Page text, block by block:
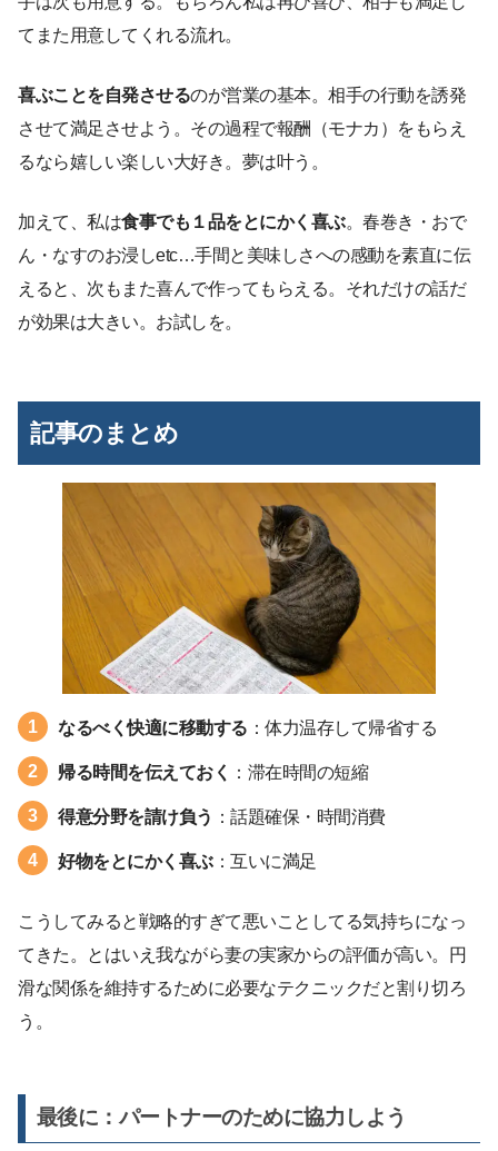
てまた用意してくれる流れ。
喜ぶことを自発させるのが営業の基本。相手の行動を誘発
させて満足させよう。その過程で報酬（モナカ）をもらえ
るなら嬉しい楽しい大好き。夢は叶う。
加えて、私は食事でも１品をとにかく喜ぶ。春巻き・おで
ん・なすのお浸しetc…手間と美味しさへの感動を素直に伝
えると、次もまた喜んで作ってもらえる。それだけの話だ
が効果は大きい。お試しを。
記事のまとめ
なるべく快適に移動する ：体力温存して帰省する
帰る時間を伝えておく ：滞在時間の短縮
得意分野を請け負う ：話題確保・時間消費
好物をとにかく喜ぶ：互いに満足
こうしてみると戦略的すぎて悪いことしてる気持ちになっ
てきた。とはいえ我ながら妻の実家からの評価が高い。円
滑な関係を維持するために必要なテクニックだと割り切ろ
う。
最後に：パートナーのために協力しよう